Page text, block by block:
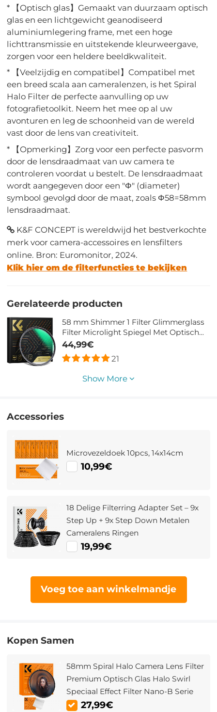
* 【Optisch glas】Gemaakt van duurzaam optisch
glas en een lichtgewicht geanodiseerd
aluminiumlegering frame, met een hoge
lichttransmissie en uitstekende kleurweergave,
zorgen voor een heldere beeldkwaliteit.
* 【Veelzijdig en compatibel】Compatibel met
een breed scala aan cameralenzen, is het Spiral
Halo Filter de perfecte aanvulling op uw
fotografietoolkit. Neem het mee op al uw
avonturen en leg de schoonheid van de wereld
vast door de lens van creativiteit.
* 【Opmerking】Zorg voor een perfecte pasvorm
door de lensdraadmaat van uw camera te
controleren voordat u bestelt. De lensdraadmaat
wordt aangegeven door een "Φ" (diameter)
symbool gevolgd door de maat, zoals Φ58=58mm
lensdraadmaat.
K&F CONCEPT is wereldwijd het bestverkochte
merk voor camera-accessoires en lensfilters
online. Bron: Euromonitor, 2024.
Klik hier om de filterfuncties te bekijken
Gerelateerde producten
58 mm Shimmer 1 Filter Glimmerglass
Filter Microlight Spiegel Met Optisch
Glas Waterdichte Groene Film Nano
Xcel Serie
44,99€
21
Show More
Accessories
Microvezeldoek 10pcs, 14x14cm
10,99€
18 Delige Filterring Adapter Set – 9x
Step Up + 9x Step Down Metalen
Cameralens Ringen
19,99€
Voeg toe aan winkelmandje
Kopen Samen
58mm Spiral Halo Camera Lens Filter
Premium Optisch Glas Halo Swirl
Speciaal Effect Filter Nano-B Serie
27,99€